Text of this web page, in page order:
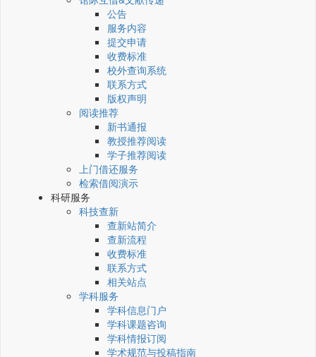
公告
服务内容
提交申请
收费标准
校外查询系统
联系方式
版权声明
阅读推荐
新书通报
教授推荐阅读
学子推荐阅读
上门借还服务
检索借阅演示
科研服务
科技查新
查新站简介
查新流程
收费标准
联系方式
相关站点
学科服务
学科信息门户
学科课题咨询
学科情报订阅
学术规范与投稿指南